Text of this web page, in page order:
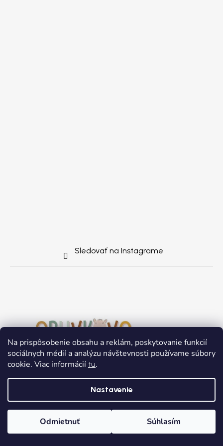
Na prispôsobenie obsahu a reklám, poskytovanie funkcií
sociálnych médií a analýzu návštevnosti používame súbory
cookie. Viac informácií tu.
Nastavenie
Odmietnuť Súhlasím
Sledovať na Instagrame